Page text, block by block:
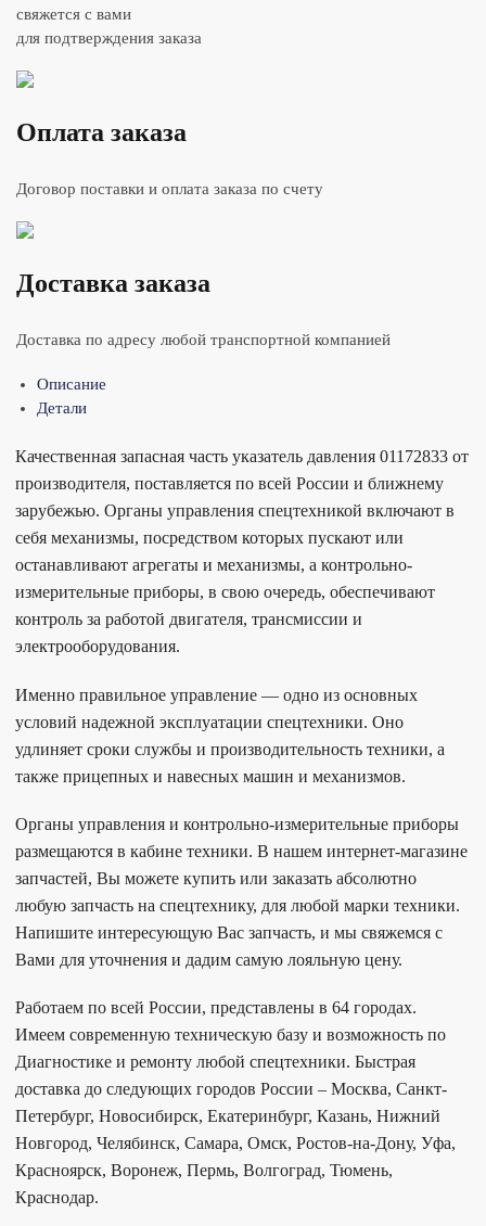
свяжется с вами
для подтверждения заказа
Оплата заказа
Договор поставки и оплата заказа по счету
Доставка заказа
Доставка по адресу любой транспортной компанией
Описание
Детали
Качественная запасная часть указатель давления 01172833 от
производителя, поставляется по всей России и ближнему
зарубежью. Органы управления спецтехникой включают в
себя механизмы, посредством которых пускают или
останавливают агрегаты и механизмы, а контрольно-
измерительные приборы, в свою очередь, обеспечивают
контроль за работой двигателя, трансмиссии и
электрооборудования.
Именно правильное управление — одно из основных
условий надежной эксплуатации спецтехники. Оно
удлиняет сроки службы и производительность техники, а
также прицепных и навесных машин и механизмов.
Органы управления и контрольно-измерительные приборы
размещаются в кабине техники. В нашем интернет-магазине
запчастей, Вы можете купить или заказать абсолютно
любую запчасть на спецтехнику, для любой марки техники.
Напишите интересующую Вас запчасть, и мы свяжемся с
Вами для уточнения и дадим самую лояльную цену.
Работаем по всей России, представлены в 64 городах.
Имеем современную техническую базу и возможность по
Диагностике и ремонту любой спецтехники. Быстрая
доставка до следующих городов России – Москва, Санкт-
Петербург, Новосибирск, Екатеринбург, Казань, Нижний
Новгород, Челябинск, Самара, Омск, Ростов-на-Дону, Уфа,
Красноярск, Воронеж, Пермь, Волгоград, Тюмень,
Краснодар.